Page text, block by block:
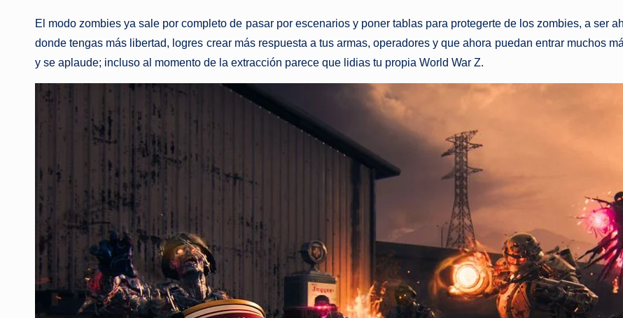
El modo zombies ya sale por completo de pasar por escenarios y poner tablas para protegerte de los zombies, a ser
donde tengas más libertad, logres crear más respuesta a tus armas, operadores y que ahora puedan entrar muchos
y se aplaude; incluso al momento de la extracción parece que lidias tu propia World War Z.